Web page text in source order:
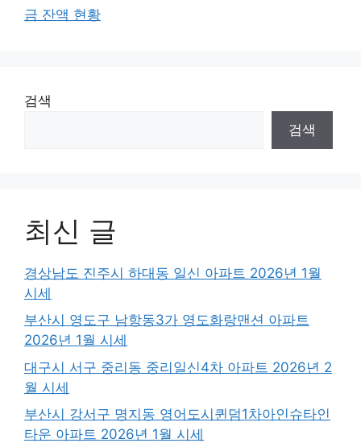
금 잔액 현황
검색
검색
최신 글
경상남도 진주시 하대동 일신 아파트 2026년 1월
시세
부산시 영도구 남항동3가 영도화랑맨션 아파트
2026년 1월 시세
대구시 서구 중리동 중리일신4차 아파트 2026년 2
월 시세
부산시 강서구 명지동 영어도시퀸덤1차아인슈타인
타운 아파트 2026년 1월 시세